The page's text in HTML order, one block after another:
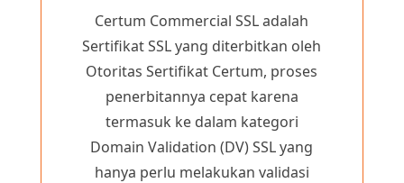
Certum Commercial SSL adalah
Sertifikat SSL yang diterbitkan oleh
Otoritas Sertifikat Certum, proses
penerbitannya cepat karena
termasuk ke dalam kategori
Domain Validation (DV) SSL yang
hanya perlu melakukan validasi